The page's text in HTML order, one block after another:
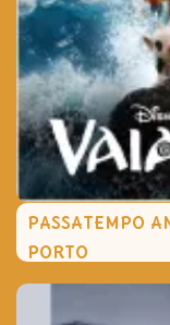
PASSATEMPO
PORTO